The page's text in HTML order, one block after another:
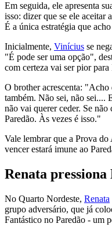
Em seguida, ele apresenta
isso: dizer que se ele aceitar
É a única estratégia que
Inicialmente, Vinícius se
"É pode ser uma opção",
com certeza vai ser pior
O brother acrescenta:
também. Não sei, não sei....
não vai querer ceder. Se não
Paredão. Às vezes é isso."
Vale lembrar que a Prova do
vencer estará imune ao
Renata
No Quarto Nordeste, Renata
grupo adversário, que já
Fantástico no Paredão - um